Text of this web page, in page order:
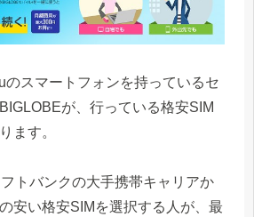
のスマートフォンを持っているセ
が、行っている格安SIM
ます。
トバンクの大手携帯キャリアか
安い格安SIMを選択する人が、最